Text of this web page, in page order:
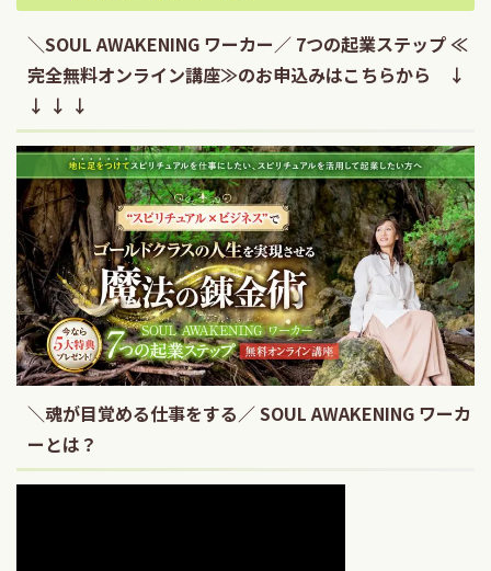
＼SOUL AWAKENING ワーカー／ 7つの起業ステップ ≪
完全無料オンライン講座≫のお申込みはこちらから ↓
↓ ↓ ↓
＼魂が目覚める仕事をする／ SOUL AWAKENING ワーカ
ーとは？